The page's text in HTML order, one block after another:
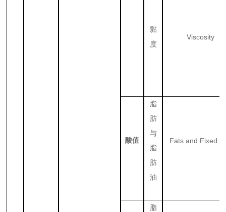
黏
度
Viscosity
酸值
脂
肪
与
脂
肪
油
Fats and Fixed
脂